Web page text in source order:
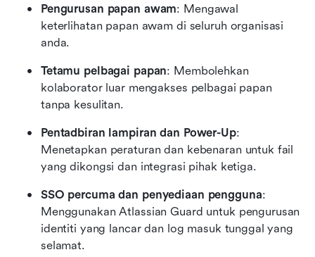
Pengurusan papan awam: Mengawal
keterlihatan papan awam di seluruh organisasi
anda.
Tetamu pelbagai papan: Membolehkan
kolaborator luar mengakses pelbagai papan
tanpa kesulitan.
Pentadbiran lampiran dan Power-Up:
Menetapkan peraturan dan kebenaran untuk fail
yang dikongsi dan integrasi pihak ketiga.
SSO percuma dan penyediaan pengguna:
Menggunakan Atlassian Guard untuk pengurusan
identiti yang lancar dan log masuk tunggal yang
selamat.